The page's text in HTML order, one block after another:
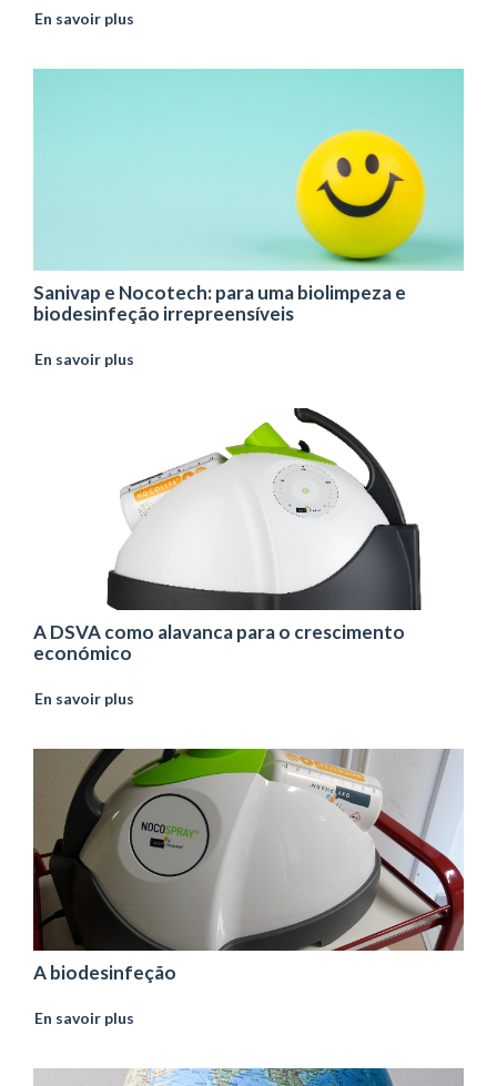
En savoir plus
Sanivap e Nocotech: para uma biolimpeza e
biodesinfeção irrepreensíveis
En savoir plus
A DSVA como alavanca para o crescimento
económico
En savoir plus
A biodesinfeção
En savoir plus